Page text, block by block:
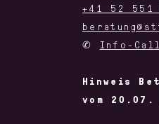
+41 52 551
✆ Info-Call
Hinweis
vom